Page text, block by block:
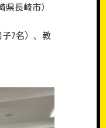
県長崎市）
子7名）、教